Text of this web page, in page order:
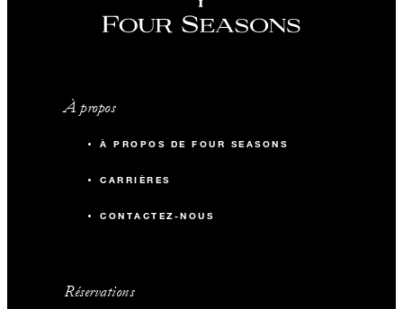
À propos
À PROPOS DE FOUR SEASONS
CARRIÈRES
CONTACTEZ-NOUS
Réservations